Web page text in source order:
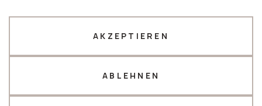
ABLEHNEN
AKZEPTIEREN